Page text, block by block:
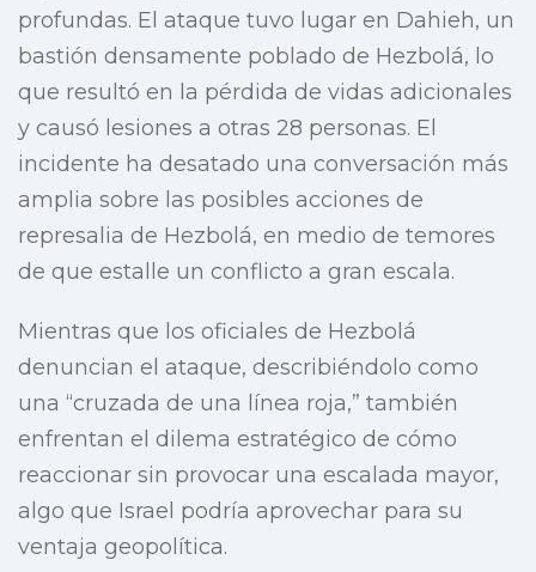
profundas. El ataque tuvo lugar en Dahieh, un
bastión densamente poblado de Hezbolá, lo
que resultó en la pérdida de vidas adicionales
y causó lesiones a otras 28 personas. El
incidente ha desatado una conversación más
amplia sobre las posibles acciones de
represalia de Hezbolá, en medio de temores
de que estalle un conflicto a gran escala.
Mientras que los oficiales de Hezbolá
denuncian el ataque, describiéndolo como
una “cruzada de una línea roja,” también
enfrentan el dilema estratégico de cómo
reaccionar sin provocar una escalada mayor,
algo que Israel podría aprovechar para su
ventaja geopolítica.